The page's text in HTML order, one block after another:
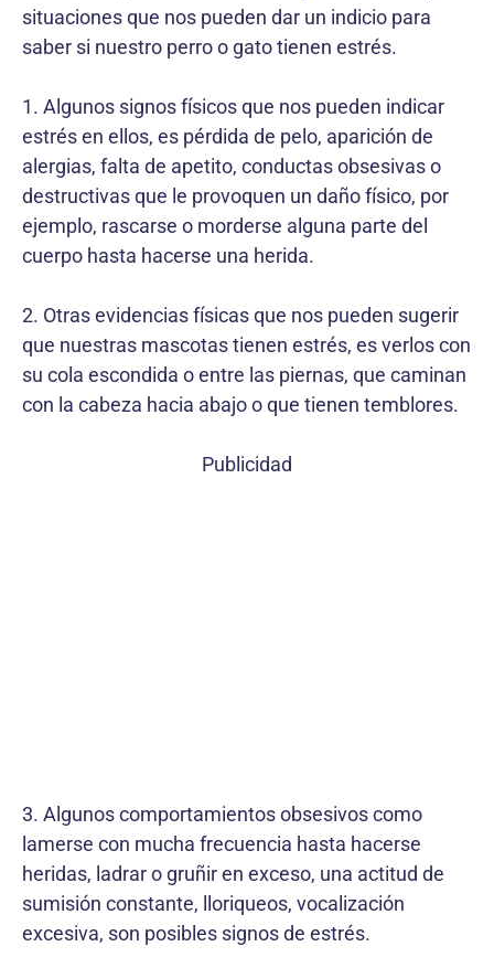
situaciones que nos pueden dar un indicio para
saber si nuestro perro o gato tienen estrés.
1. Algunos signos físicos que nos pueden indicar
estrés en ellos, es pérdida de pelo, aparición de
alergias, falta de apetito, conductas obsesivas o
destructivas que le provoquen un daño físico, por
ejemplo, rascarse o morderse alguna parte del
cuerpo hasta hacerse una herida.
2. Otras evidencias físicas que nos pueden sugerir
que nuestras mascotas tienen estrés, es verlos con
su cola escondida o entre las piernas, que caminan
con la cabeza hacia abajo o que tienen temblores.
Publicidad
3. Algunos comportamientos obsesivos como
lamerse con mucha frecuencia hasta hacerse
heridas, ladrar o gruñir en exceso, una actitud de
sumisión constante, lloriqueos, vocalización
excesiva, son posibles signos de estrés.